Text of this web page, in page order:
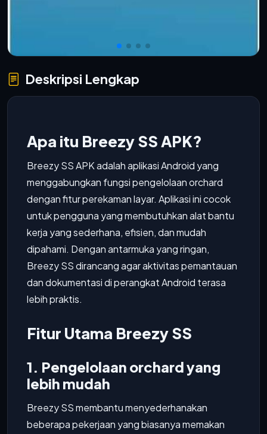
Deskripsi Lengkap
Apa itu Breezy SS APK?
Breezy SS APK adalah aplikasi Android yang
menggabungkan fungsi pengelolaan orchard
dengan fitur perekaman layar. Aplikasi ini cocok
untuk pengguna yang membutuhkan alat bantu
kerja yang sederhana, efisien, dan mudah
dipahami. Dengan antarmuka yang ringan,
Breezy SS dirancang agar aktivitas pemantauan
dan dokumentasi di perangkat Android terasa
lebih praktis.
Fitur Utama Breezy SS
1. Pengelolaan orchard yang
lebih mudah
Breezy SS membantu menyederhanakan
beberapa pekerjaan yang biasanya memakan